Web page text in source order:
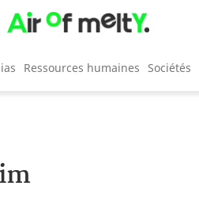
Ressources humaines Sociétés